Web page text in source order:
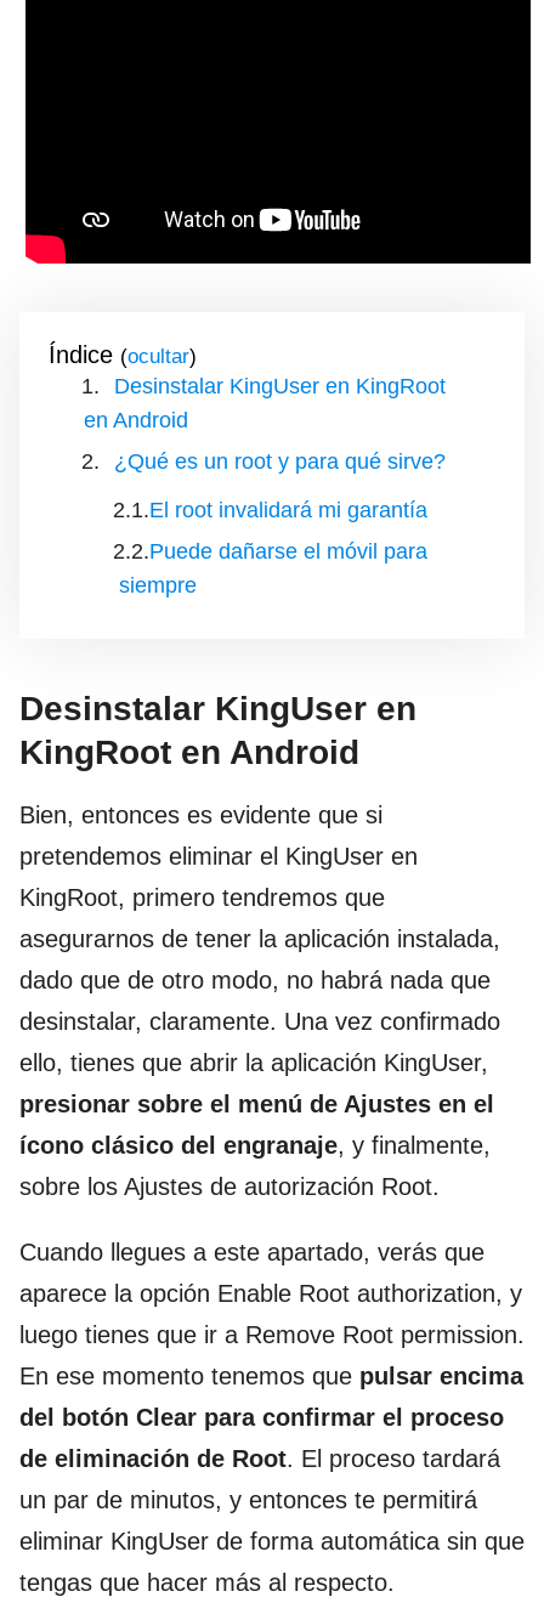
Índice ( )
Desinstalar KingUser en KingRoot
en Android
¿Qué es un root y para qué sirve?
El root invalidará mi garantía
Puede dañarse el móvil para
siempre
Desinstalar KingUser en
KingRoot en Android
Bien, entonces es evidente que si
pretendemos eliminar el KingUser en
KingRoot, primero tendremos que
asegurarnos de tener la aplicación instalada,
dado que de otro modo, no habrá nada que
desinstalar, claramente. Una vez confirmado
ello, tienes que abrir la aplicación KingUser,
presionar sobre el menú de Ajustes en el
ícono clásico del engranaje, y finalmente,
sobre los Ajustes de autorización Root.
Cuando llegues a este apartado, verás que
aparece la opción Enable Root authorization, y
luego tienes que ir a Remove Root permission.
En ese momento tenemos que pulsar encima
del botón Clear para confirmar el proceso
de eliminación de Root. El proceso tardará
un par de minutos, y entonces te permitirá
eliminar KingUser de forma automática sin que
tengas que hacer más al respecto.